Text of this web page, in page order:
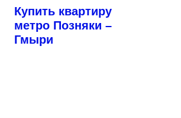
Купить квартиру
метро Позняки –
Гмыри